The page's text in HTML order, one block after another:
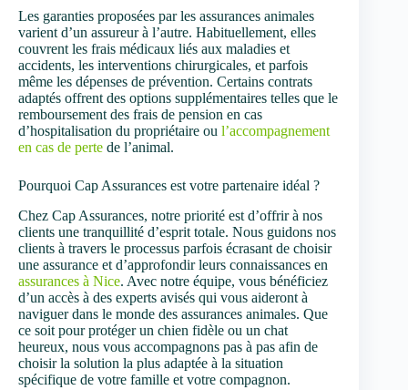
Les garanties proposées par les assurances animales
varient d’un assureur à l’autre. Habituellement, elles
couvrent les frais médicaux liés aux maladies et
accidents, les interventions chirurgicales, et parfois
même les dépenses de prévention. Certains contrats
adaptés offrent des options supplémentaires telles que le
remboursement des frais de pension en cas
d’hospitalisation du propriétaire ou l’accompagnement
en cas de perte de l’animal.
Pourquoi Cap Assurances est votre partenaire idéal ?
Chez Cap Assurances, notre priorité est d’offrir à nos
clients une tranquillité d’esprit totale. Nous guidons nos
clients à travers le processus parfois écrasant de choisir
une assurance et d’approfondir leurs connaissances en
assurances à Nice. Avec notre équipe, vous bénéficiez
d’un accès à des experts avisés qui vous aideront à
naviguer dans le monde des assurances animales. Que
ce soit pour protéger un chien fidèle ou un chat
heureux, nous vous accompagnons pas à pas afin de
choisir la solution la plus adaptée à la situation
spécifique de votre famille et votre compagnon.